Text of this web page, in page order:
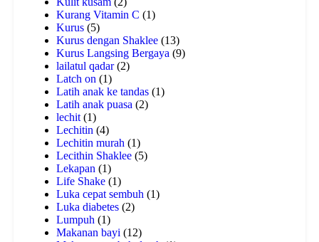
Kurang Vitamin C (1)
Kurus (5)
Kurus dengan Shaklee (13)
Kurus Langsing Bergaya (9)
lailatul qadar(2)
Latch on (1)
Latih anak ke tandas (1)
Latih anak puasa (2)
lechit (1)
Lechitin (4)
Lechitin murah (1)
Lecithin Shaklee (5)
Lekapan (1)
Life Shake (1)
Luka cepat sembuh (1)
Luka diabetes (2)
Lumpuh (1)
Makanan bayi (12)